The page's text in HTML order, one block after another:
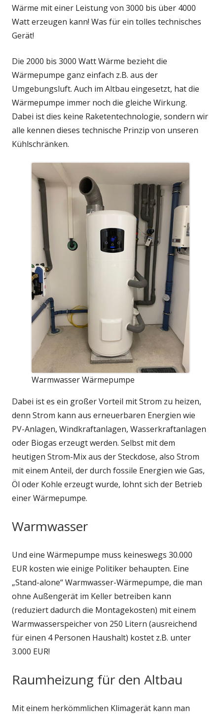
Wärme mit einer Leistung von 3000 bis über 4000
Watt erzeugen kann! Was für ein tolles technisches
Gerät!
Die 2000 bis 3000 Watt Wärme bezieht die
Wärmepumpe ganz einfach z.B. aus der
Umgebungsluft. Auch im Altbau eingesetzt, hat die
Wärmepumpe immer noch die gleiche Wirkung.
Dabei ist dies keine Raketentechnologie, sondern wir
alle kennen dieses technische Prinzip von unseren
Kühlschränken.
Warmwasser Wärmepumpe
Dabei ist es ein großer Vorteil mit Strom zu heizen,
denn Strom kann aus erneuerbaren Energien wie
PV-Anlagen, Windkraftanlagen, Wasserkraftanlagen
oder Biogas erzeugt werden. Selbst mit dem
heutigen Strom-Mix aus der Steckdose, also Strom
mit einem Anteil, der durch fossile Energien wie Gas,
Öl oder Kohle erzeugt wurde, lohnt sich der Betrieb
einer Wärmepumpe.
Warmwasser
Und eine Wärmepumpe muss keineswegs 30.000
EUR kosten wie einige Politiker behaupten. Eine
„Stand-alone“ Warmwasser-Wärmepumpe, die man
ohne Außengerät im Keller betreiben kann
(reduziert dadurch die Montagekosten) mit einem
Warmwasserspeicher von 250 Litern (ausreichend
für einen 4 Personen Haushalt) kostet z.B. unter
3.000 EUR!
Raumheizung für den Altbau
Mit einem herkömmlichen Klimagerät kann man